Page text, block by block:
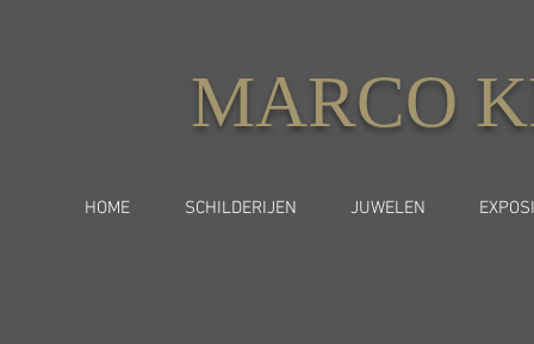
MARCO
HOME SCHILDERIJEN JUWELEN